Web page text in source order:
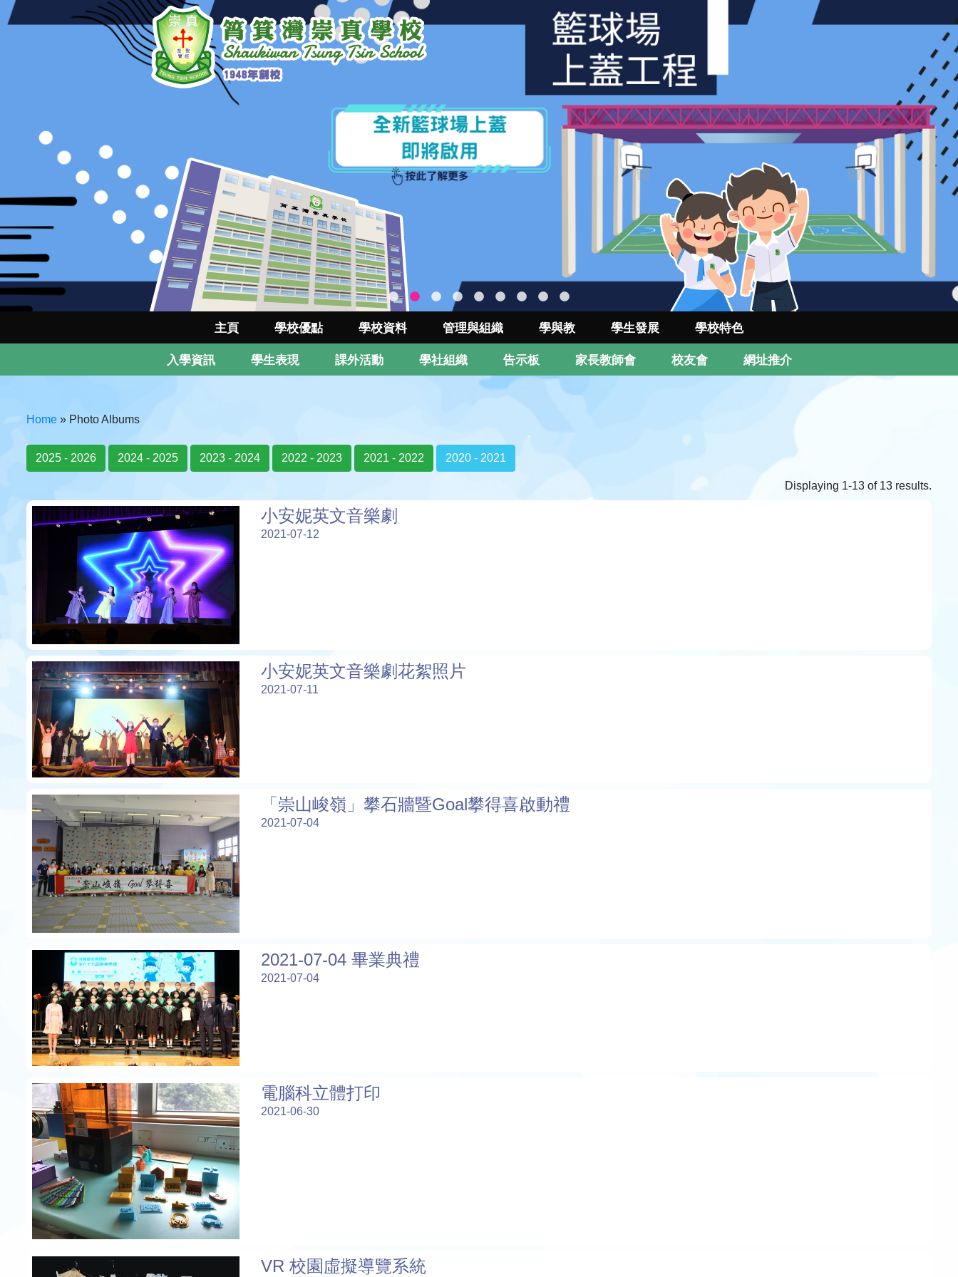
主頁 學校優點 學校資料 管理與組織 學與教 學生發展 學校特色
入學資訊 學生表現 課外活動 學社組織 告示板 家長教師會 校友會 網址推介
Home » Photo Albums
2025 - 2026 2024 - 2025 2023 - 2024 2022 - 2023 2021 - 2022 2020 - 2021
Displaying 1-13 of 13 results.
小安妮英文音樂劇
2021-07-12
小安妮英文音樂劇花絮照片
2021-07-11
「崇山峻嶺」攀石牆暨Goal攀得喜啟動禮
2021-07-04
2021-07-04 畢業典禮
2021-07-04
電腦科立體打印
2021-06-30
VR 校園虛擬導覽系統